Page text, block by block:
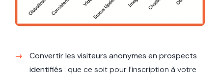
Convertir les visiteurs anonymes en prospects
identifiés : que ce soit pour l’inscription à votre